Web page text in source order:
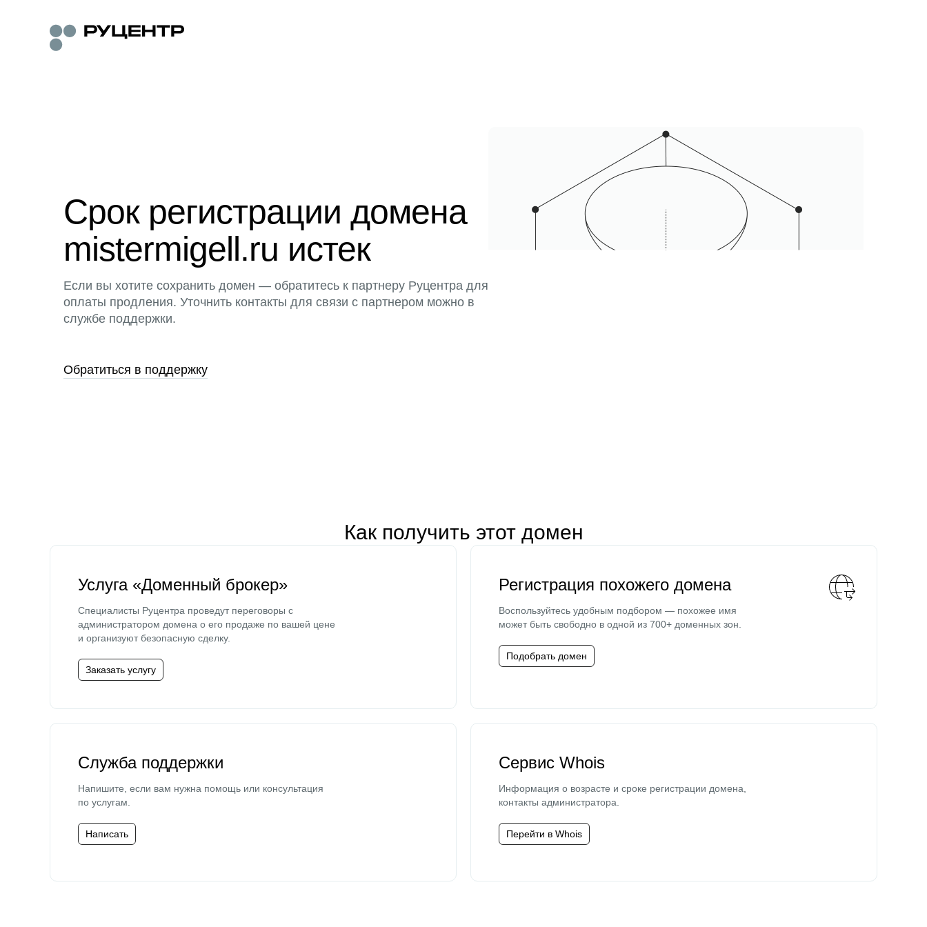
Срок регистрации домена
mistermigell.ru истек
Если вы хотите сохранить домен — обратитесь к партнеру Руцентра для
оплаты продления. Уточнить контакты для связи с партнером можно в
службе поддержки.
Обратиться в поддержку
Как получить этот домен
Услуга «Доменный брокер»
Специалисты Руцентра проведут переговоры с
администратором домена о его продаже по вашей цене
и организуют безопасную сделку.
Заказать услугу
Регистрация похожего домена
Воспользуйтесь удобным подбором — похожее имя
может быть свободно в одной из 700+ доменных зон.
Подобрать домен
Служба поддержки
Напишите, если вам нужна помощь или консультация
по услугам.
Написать
Сервис Whois
Информация о возрасте и сроке регистрации домена,
контакты администратора.
Перейти в Whois